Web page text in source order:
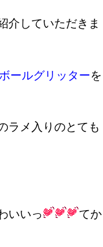
介していただきま
ールグリッターを
ラメ入りのとても
いいっ
てか